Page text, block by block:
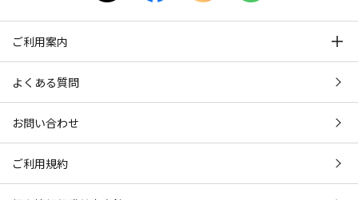
ご利用案内
よくある質問
お問い合わせ
ご利用規約